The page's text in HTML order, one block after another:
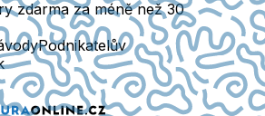
zdarma za méně než 30
Podnikatelův